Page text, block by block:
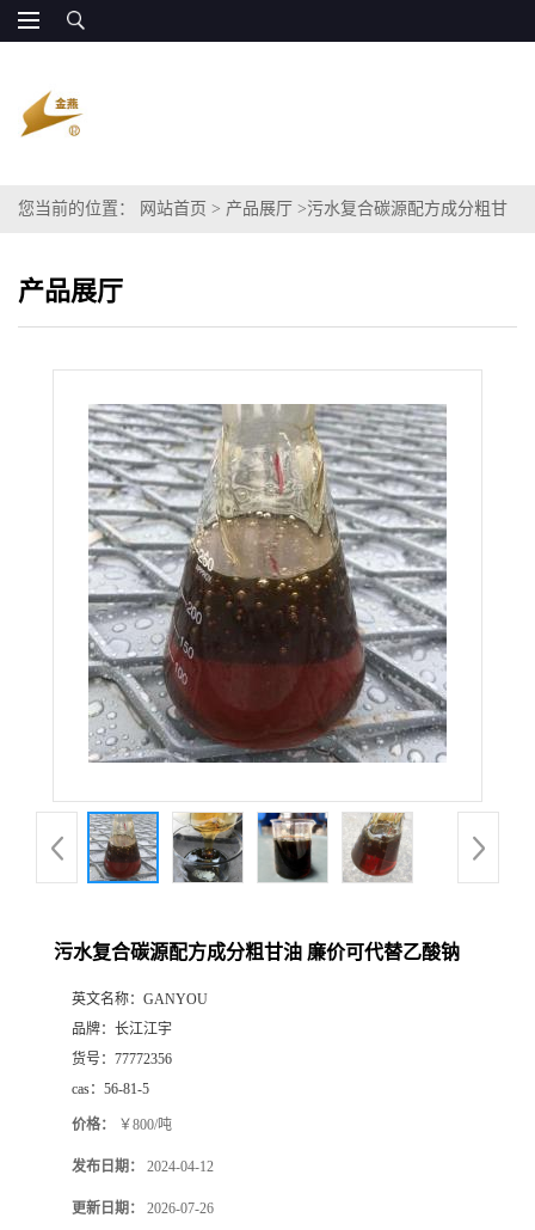
您当前的位置： 网站首页 > 产品展厅 >污水复合碳源配方成分粗甘
产品展厅
污水复合碳源配方成分粗甘油 廉价可代替乙酸钠
英文名称： GANYOU
品牌： 长江江宇
货号： 77772356
cas： 56-81-5
价格： ￥800/吨
发布日期： 2024-04-12
更新日期： 2026-07-26